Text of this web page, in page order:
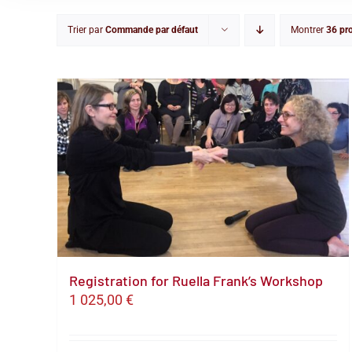
Trier par Commande par défaut Montrer 36
Registration for Ruella Frank’s Workshop
1 025,00 €